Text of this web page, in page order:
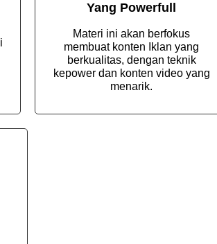
Yang Powerfull
Materi ini akan berfokus
membuat konten Iklan yang
berkualitas, dengan teknik
kepower dan konten video yang
menarik.